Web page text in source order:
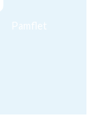
Pamflet